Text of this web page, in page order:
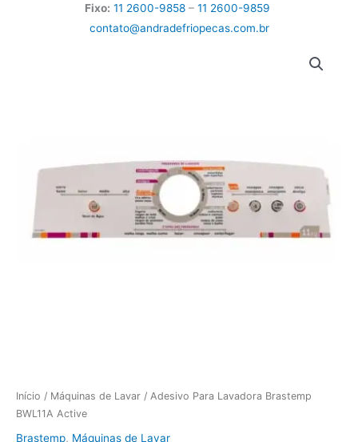
Fixo: 11 2600-9858 – 11 2600-9859
contato@andradefriopecas.com.br
Início / Máquinas de Lavar / Adesivo Para Lavadora Brastemp
BWL11A Active
Brastemp, Máquinas de Lavar